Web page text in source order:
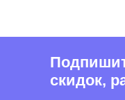
скидок,